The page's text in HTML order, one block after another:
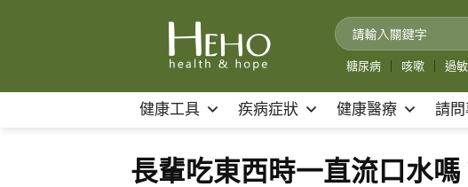
糖尿病 咳嗽 過敏
健康工具 疾病症狀 健康醫療 請
長輩吃東西時一直流口水